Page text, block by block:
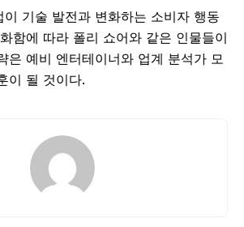
이 기술 발전과 변화하는 소비자 행동
함에 따라 폴리 쇼어와 같은 인물들이
은 예비 엔터테이너와 업계 분석가 모
이 될 것이다.